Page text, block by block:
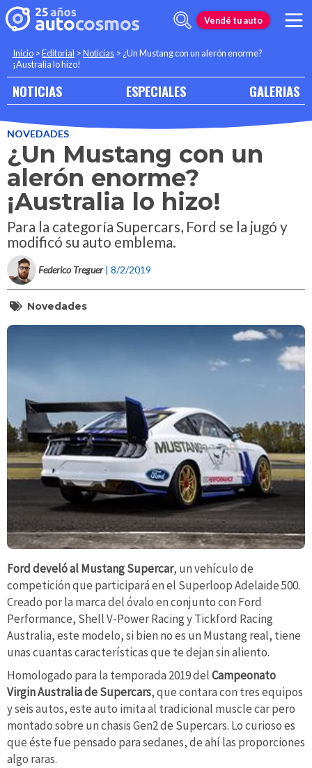
Vendé tu auto
Inicio >Editorial >Noticias > ¿Un Mustang con un alerón enorme?
¡Australia lo hizo!
NOTICIAS ESPECIALES GALERIAS
NOVEDADES
¿Un Mustang con un
alerón enorme?
¡Australia lo hizo!
Para la categoría Supercars, Ford se la jugó y
modificó su auto emblema.
Federico Treguer | 8/2/2019
Novedades
Ford develó al Mustang Supercar, un vehículo de
competición que participará en el Superloop Adelaide 500.
Creado por la marca del óvalo en conjunto con Ford
Performance, Shell V-Power Racing y Tickford Racing
Australia, este modelo, si bien no es un Mustang real, tiene
unas cuantas características que te dejan sin aliento.
Homologado para la temporada 2019 delCampeonato
Virgin Australia de Supercars, que contara con tres equipos
y seis autos, este auto imita al tradicional muscle car pero
montado sobre un chasis Gen2 de Supercars. Lo curioso es
que éste fue pensado para sedanes, de ahí las proporciones
algo raras.